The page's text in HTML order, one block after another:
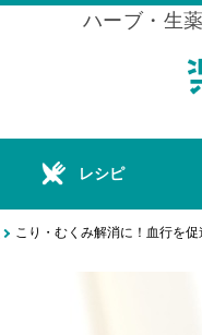
ハーブ・生
レシピ
こり・むくみ解消に！血行を